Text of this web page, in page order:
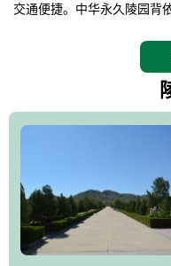
交通便捷。中华永久陵园背
地。在总体设计上完全以中
而成，宛如一把太师椅，呈
环绕挡住了外界的风吹，流
符合山环水抱，藏风纳气的
势如宏，是华北地区最大
体吸取现代园林艺术之精华